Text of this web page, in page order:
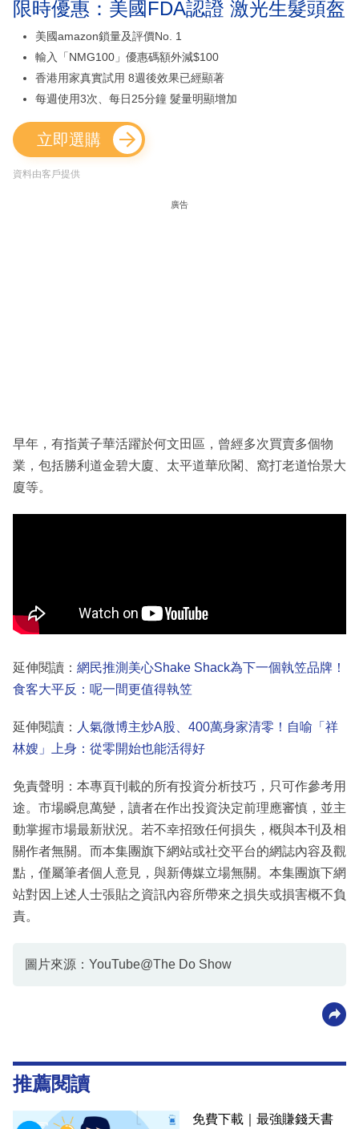
限時優惠：美國FDA認證 激光生髮頭盔
美國amazon鎖量及評價No. 1
輸入「NMG100」優惠碼額外減$100
香港用家真實試用 8週後效果已經顯著
每週使用3次、每日25分鐘 髮量明顯增加
立即選購
資料由客戶提供
廣告
早年，有指黃子華活躍於何文田區，曾經多次買賣多個物
業，包括勝利道金碧大廈、太平道華欣閣、窩打老道怡景大
廈等。
延伸閱讀： 網民推測美心Shake Shack為下一個執笠品牌！
食客大平反：呢一間更值得執笠
延伸閱讀： 人氣微博主炒A股、400萬身家清零！自喻「祥
林嫂」上身：從零開始也能活得好
免責聲明：本專頁刊載的所有投資分析技巧，只可作參考用
途。市場瞬息萬變，讀者在作出投資決定前理應審慎，並主
動掌握市場最新狀況。若不幸招致任何損失，概與本刊及相
關作者無關。而本集團旗下網站或社交平台的網誌內容及觀
點，僅屬筆者個人意見，與新傳媒立場無關。本集團旗下網
站對因上述人士張貼之資訊內容所帶來之損失或損害概不負
責。
圖片來源：YouTube@The Do Show
推薦閱讀
免費下載｜最強賺錢天書